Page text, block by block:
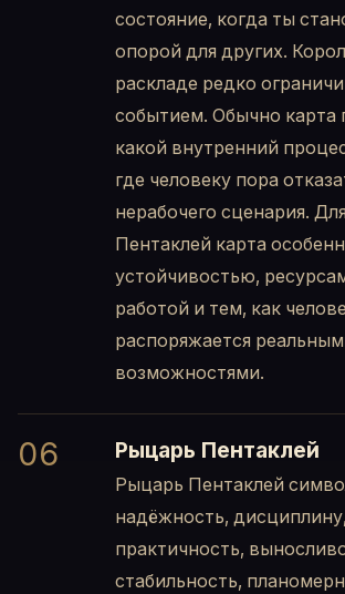
состояние, когда ты
опорой для других.
раскладе редко
событием. Обычно карта
какой внутренний
где человеку пора
нерабочего сценария.
Пентаклей карта
устойчивостью,
работой и тем, как
распоряжается
возможностями.
06 Рыцарь Пентаклей
Рыцарь Пентаклей
надёжность, дисциплину,
практичность,
стабильность,